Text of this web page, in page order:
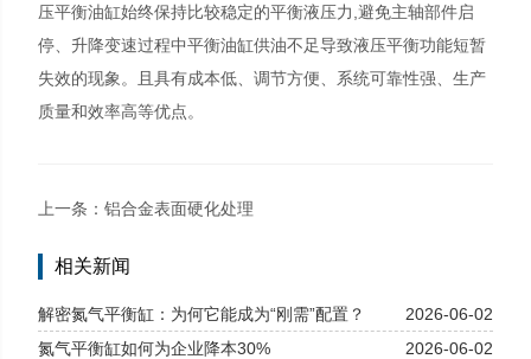
压平衡油缸始终保持比较稳定的平衡液压力,避免主轴部件启
停、升降变速过程中平衡油缸供油不足导致液压平衡功能短暂
失效的现象。且具有成本低、调节方便、系统可靠性强、生产
质量和效率高等优点。
上一条：铝合金表面硬化处理
下一条：
相关新闻
解密氮气平衡缸：为何它能成为“刚需”配置？
2026-06-02
氮气平衡缸如何为企业降本30%
2026-06-02